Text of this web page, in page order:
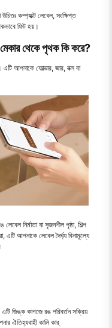
কম্প্যাক্ট লেবেল, সংক্ষিপ্ত
ফিট হয়।
থেকে পৃথক কি করে?
আপনাকে ফোল্ডার, জার, বক্স বা
নির্মাতা যা সৃজনশীল পৃষ্ঠা, শিল্প
এটি আপনাকে লেবেল দৈর্ঘ্য বিনামূল্যে
জিঙ্ক কাগজে রঙ পরিবর্তন সক্রিয়
ঐতিহ্যবাহী কালি কার্